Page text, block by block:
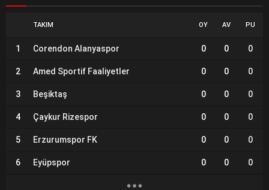
TAKIM OY AV PU
1 Corendon Alanyaspor 0 0 0
2 Amed Sportif Faaliyetler 0 0 0
3 Beşiktaş 0 0 0
4 Çaykur Rizespor 0 0 0
5 Erzurumspor FK 0 0 0
6 Eyüpspor 0 0 0